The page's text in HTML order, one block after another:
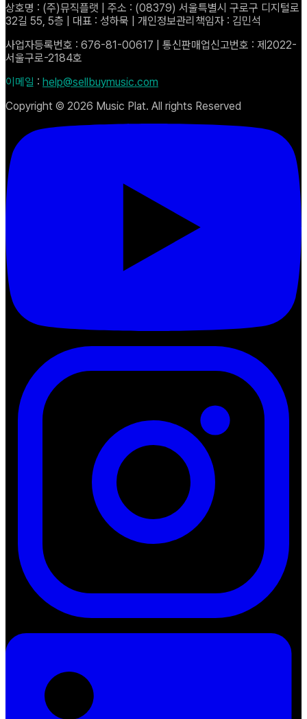
상호명 : (주)뮤직플랫 | 주소 : (08379) 서울특별시 구로구 디지털로
32길 55, 5층 | 대표 : 성하묵 | 개인정보관리책임자 : 김민석
사업자등록번호 : 676-81-00617 | 통신판매업신고번호 : 제2022-
서울구로-2184호
이메일 : help@sellbuymusic.com
Copyright © 2026 Music Plat. All rights Reserved